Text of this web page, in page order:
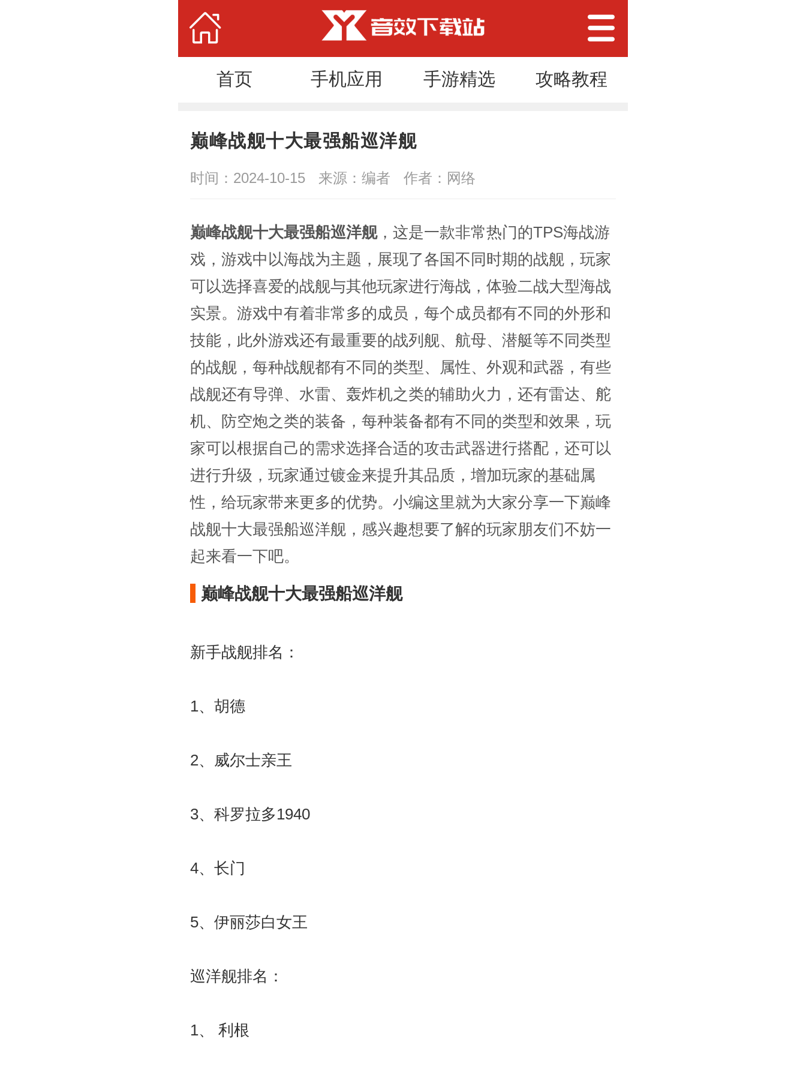
首页 手机应用 手游精选 攻略教程
巅峰战舰十大最强船巡洋舰
时间：2024-10-15 来源：编者 作者：网络
巅峰战舰十大最强船巡洋舰，这是一款非常热门的TPS海战游
戏，游戏中以海战为主题，展现了各国不同时期的战舰，玩家
可以选择喜爱的战舰与其他玩家进行海战，体验二战大型海战
实景。游戏中有着非常多的成员，每个成员都有不同的外形和
技能，此外游戏还有最重要的战列舰、航母、潜艇等不同类型
的战舰，每种战舰都有不同的类型、属性、外观和武器，有些
战舰还有导弹、水雷、轰炸机之类的辅助火力，还有雷达、舵
机、防空炮之类的装备，每种装备都有不同的类型和效果，玩
家可以根据自己的需求选择合适的攻击武器进行搭配，还可以
进行升级，玩家通过镀金来提升其品质，增加玩家的基础属
性，给玩家带来更多的优势。小编这里就为大家分享一下巅峰
战舰十大最强船巡洋舰，感兴趣想要了解的玩家朋友们不妨一
起来看一下吧。
巅峰战舰十大最强船巡洋舰
新手战舰排名：
1、胡德
2、威尔士亲王
3、科罗拉多1940
4、长门
5、伊丽莎白女王
巡洋舰排名：
1、 利根